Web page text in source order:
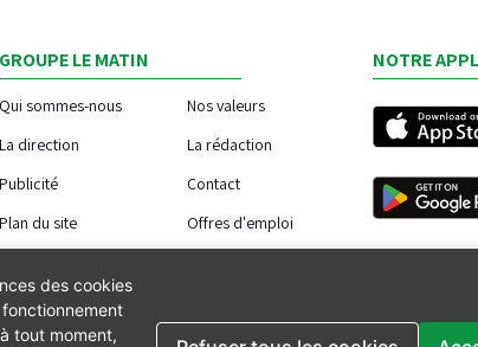
GROUPE LE MATIN
Qui sommes-nous
Nos valeurs
La direction
La rédaction
Publicité
Contact
Plan du site
Offres d'emploi
NOTRE
des cookies
tout moment,